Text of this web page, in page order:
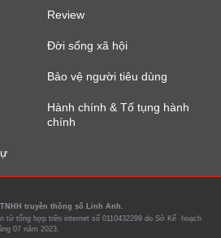
Review
Đời sống xã hội
Bảo vệ người tiêu dùng
Hành chính & Tố tụng hành
chính
truyền thông số Linh Anh.
tử tổng hợp trên internet số 0110432299 do Sở Kế hoạch
07 năm 2023.